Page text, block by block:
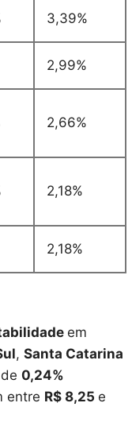
3,39%
2,99%
2,66%
2,18%
2,18%
em
, Santa Catarina
de 0,24%
entre R$ 8,25 e